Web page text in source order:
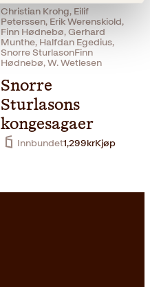
Innbundet379krLes mer
Christian Krohg, Eilif
Peterssen, Erik Werenskiold,
Finn Hødnebø, Gerhard
Munthe, Halfdan Egedius,
Snorre SturlasonFinn
Hødnebø, W. Wetlesen
Snorre
Sturlasons
kongesagaer
Innbundet1,299krKjøp